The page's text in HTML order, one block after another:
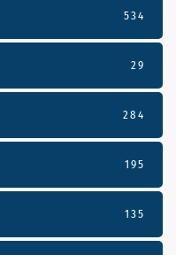
534
29
284
195
135